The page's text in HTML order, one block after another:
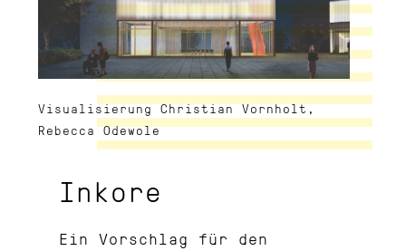
Visualisierung Christian Vornholt,
Rebecca Odewole
Inkore
Ein Vorschlag für den